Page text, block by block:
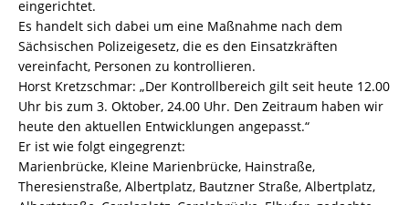
eingerichtet.
Es handelt sich dabei um eine Maßnahme nach dem
Sächsischen Polizeigesetz, die es den Einsatzkräften
vereinfacht, Personen zu kontrollieren.
Horst Kretzschmar: „Der Kontrollbereich gilt seit heute 12.00
Uhr bis zum 3. Oktober, 24.00 Uhr. Den Zeitraum haben wir
heute den aktuellen Entwicklungen angepasst.“
Er ist wie folgt eingegrenzt:
Marienbrücke, Kleine Marienbrücke, Hainstraße,
Theresienstraße, Albertplatz, Bautzner Straße, Albertplatz,